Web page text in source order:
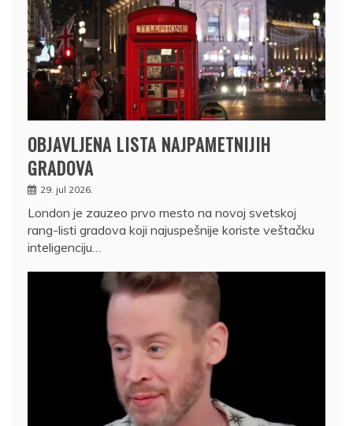
OBJAVLJENA LISTA NAJPAMETNIJIH
GRADOVA
29. jul 2026.
London je zauzeo prvo mesto na novoj svetskoj
rang-listi gradova koji najuspešnije koriste veštačku
inteligenciju…